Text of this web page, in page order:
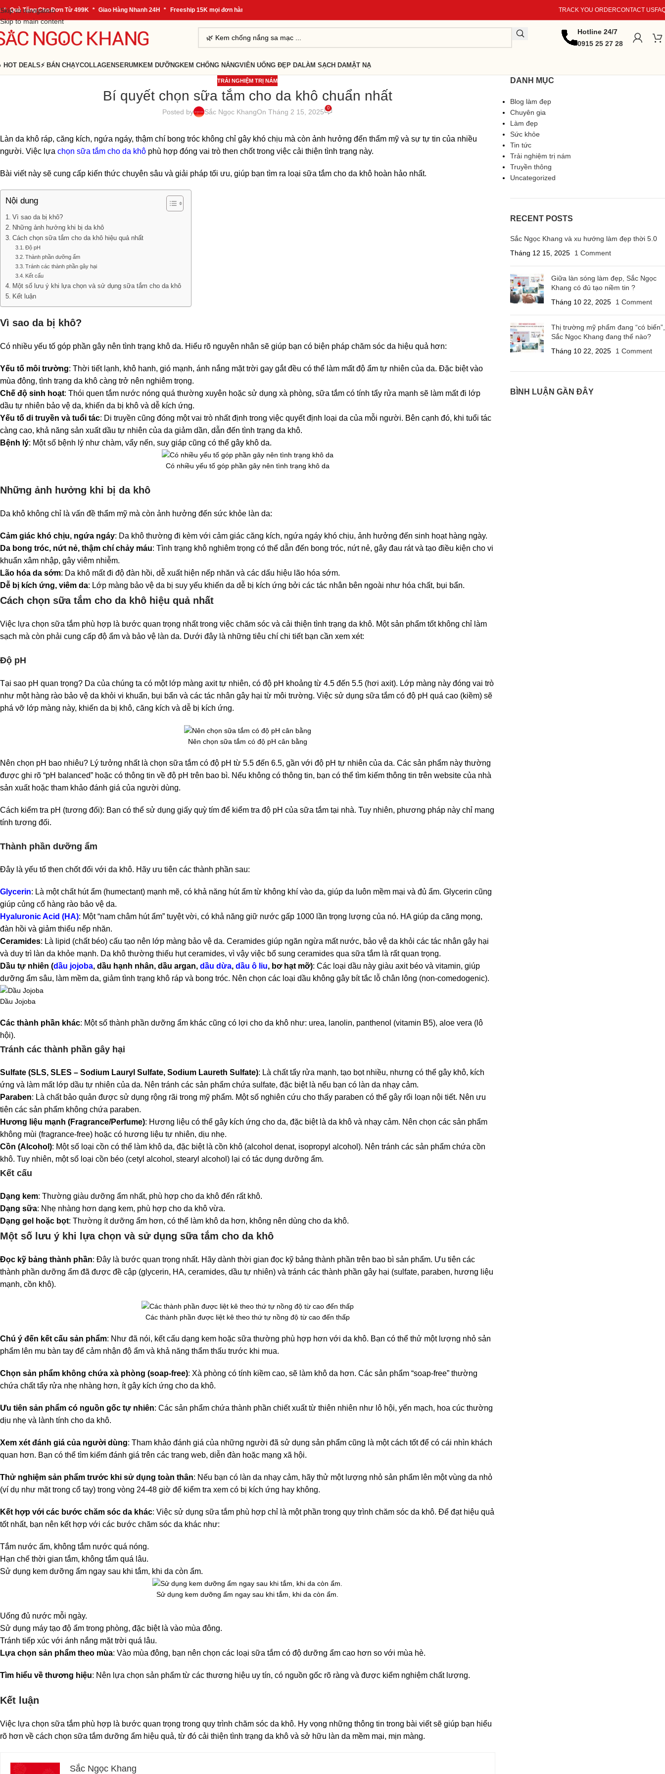
Skip to navigation
Skip to main content
Tặng Cho Đơn Từ 499K * Giao Hàng Nhanh 24H * Freeship 15K mọi đơn hàng * TRACK YOU ORDERCONTACT US
Hotline 24/7
0915 25 27 28
HOT DEALS⚡ BÁN CHẠYCOLLAGENSERUMKEM DƯỠNGKEM CHỐNG NẮNGVIÊN UỐNG ĐẸP DALÀM SẠCH DAMẶT NẠ
TRẢI NGHIỆM TRỊ NÁM
Bí quyết chọn sữa tắm cho da khô chuẩn nhất
Posted by Sắc Ngọc KhangOn Tháng 2 15, 2025 0
Làn da khô ráp, căng kích, ngứa ngáy, thậm chí bong tróc không chỉ gây khó chịu mà còn ảnh hưởng đến thẩm mỹ và sự tự tin của nhiều
người. Việc lựa chọn sữa tắm cho da khô phù hợp đóng vai trò then chốt trong việc cải thiện tình trạng này.
Bài viết này sẽ cung cấp kiến thức chuyên sâu và giải pháp tối ưu, giúp bạn tìm ra loại sữa tắm cho da khô hoàn hảo nhất.
Nội dung
Vì sao da bị khô?
Những ảnh hưởng khi bị da khô
Cách chọn sữa tắm cho da khô hiệu quả nhất
Độ pH
Thành phần dưỡng ẩm
Tránh các thành phần gây hại
Kết cấu
Một số lưu ý khi lựa chọn và sử dụng sữa tắm cho da khô
Kết luận
Vì sao da bị khô?
Có nhiều yếu tố góp phần gây nên tình trạng khô da. Hiểu rõ nguyên nhân sẽ giúp bạn có biện pháp chăm sóc da hiệu quả hơn:
Yếu tố môi trường: Thời tiết lạnh, khô hanh, gió mạnh, ánh nắng mặt trời gay gắt đều có thể làm mất độ ẩm tự nhiên của da. Đặc biệt vào
mùa đông, tình trạng da khô càng trở nên nghiêm trọng.
Chế độ sinh hoạt: Thói quen tắm nước nóng quá thường xuyên hoặc sử dụng xà phòng, sữa tắm có tính tẩy rửa mạnh sẽ làm mất đi lớp
dầu tự nhiên bảo vệ da, khiến da bị khô và dễ kích ứng.
Yếu tố di truyền và tuổi tác: Di truyền cũng đóng một vai trò nhất định trong việc quyết định loại da của mỗi người. Bên cạnh đó, khi tuổi tác
càng cao, khả năng sản xuất dầu tự nhiên của da giảm dần, dẫn đến tình trạng da khô.
Bệnh lý: Một số bệnh lý như chàm, vẩy nến, suy giáp cũng có thể gây khô da.
Có nhiều yếu tố góp phần gây nên tình trạng khô da
Những ảnh hưởng khi bị da khô
Da khô không chỉ là vấn đề thẩm mỹ mà còn ảnh hưởng đến sức khỏe làn da:
Cảm giác khó chịu, ngứa ngáy: Da khô thường đi kèm với cảm giác căng kích, ngứa ngáy khó chịu, ảnh hưởng đến sinh hoạt hàng ngày.
Da bong tróc, nứt nẻ, thậm chí chảy máu: Tình trạng khô nghiêm trọng có thể dẫn đến bong tróc, nứt nẻ, gây đau rát và tạo điều kiện cho vi
khuẩn xâm nhập, gây viêm nhiễm.
Lão hóa da sớm: Da khô mất đi độ đàn hồi, dễ xuất hiện nếp nhăn và các dấu hiệu lão hóa sớm.
Dễ bị kích ứng, viêm da: Lớp màng bảo vệ da bị suy yếu khiến da dễ bị kích ứng bởi các tác nhân bên ngoài như hóa chất, bụi bẩn.
Cách chọn sữa tắm cho da khô hiệu quả nhất
Việc lựa chọn sữa tắm phù hợp là bước quan trọng nhất trong việc chăm sóc và cải thiện tình trạng da khô. Một sản phẩm tốt không chỉ làm
sạch mà còn phải cung cấp độ ẩm và bảo vệ làn da. Dưới đây là những tiêu chí chi tiết bạn cần xem xét:
Độ pH
Tại sao pH quan trọng? Da của chúng ta có một lớp màng axit tự nhiên, có độ pH khoảng từ 4.5 đến 5.5 (hơi axit). Lớp màng này đóng vai trò
như một hàng rào bảo vệ da khỏi vi khuẩn, bụi bẩn và các tác nhân gây hại từ môi trường. Việc sử dụng sữa tắm có độ pH quá cao (kiềm) sẽ
phá vỡ lớp màng này, khiến da bị khô, căng kích và dễ bị kích ứng.
Nên chọn sữa tắm có độ pH cân bằng
Nên chọn pH bao nhiêu? Lý tưởng nhất là chọn sữa tắm có độ pH từ 5.5 đến 6.5, gần với độ pH tự nhiên của da. Các sản phẩm này thường
được ghi rõ “pH balanced” hoặc có thông tin về độ pH trên bao bì. Nếu không có thông tin, bạn có thể tìm kiếm thông tin trên website của nhà
sản xuất hoặc tham khảo đánh giá của người dùng.
Cách kiểm tra pH (tương đối): Bạn có thể sử dụng giấy quỳ tím để kiểm tra độ pH của sữa tắm tại nhà. Tuy nhiên, phương pháp này chỉ mang
tính tương đối.
Thành phần dưỡng ẩm
Đây là yếu tố then chốt đối với da khô. Hãy ưu tiên các thành phần sau:
Glycerin: Là một chất hút ẩm (humectant) mạnh mẽ, có khả năng hút ẩm từ không khí vào da, giúp da luôn mềm mại và đủ ẩm. Glycerin cũng
giúp củng cố hàng rào bảo vệ da.
Hyaluronic Acid (HA): Một “nam châm hút ẩm” tuyệt vời, có khả năng giữ nước gấp 1000 lần trọng lượng của nó. HA giúp da căng mọng,
đàn hồi và giảm thiểu nếp nhăn.
Ceramides: Là lipid (chất béo) cấu tạo nên lớp màng bảo vệ da. Ceramides giúp ngăn ngừa mất nước, bảo vệ da khỏi các tác nhân gây hại
và duy trì làn da khỏe mạnh. Da khô thường thiếu hụt ceramides, vì vậy việc bổ sung ceramides qua sữa tắm là rất quan trọng.
Dầu tự nhiên (dầu jojoba, dầu hạnh nhân, dầu argan, dầu dừa, dầu ô liu, bơ hạt mỡ): Các loại dầu này giàu axit béo và vitamin, giúp
dưỡng ẩm sâu, làm mềm da, giảm tình trạng khô ráp và bong tróc. Nên chọn các loại dầu không gây bít tắc lỗ chân lông (non-comedogenic).
Dầu Jojoba
Các thành phần khác: Một số thành phần dưỡng ẩm khác cũng có lợi cho da khô như: urea, lanolin, panthenol (vitamin B5), aloe vera (lô
hội).
Tránh các thành phần gây hại
Sulfate (SLS, SLES – Sodium Lauryl Sulfate, Sodium Laureth Sulfate): Là chất tẩy rửa mạnh, tạo bọt nhiều, nhưng có thể gây khô, kích
ứng và làm mất lớp dầu tự nhiên của da. Nên tránh các sản phẩm chứa sulfate, đặc biệt là nếu bạn có làn da nhạy cảm.
Paraben: Là chất bảo quản được sử dụng rộng rãi trong mỹ phẩm. Một số nghiên cứu cho thấy paraben có thể gây rối loạn nội tiết. Nên ưu
tiên các sản phẩm không chứa paraben.
Hương liệu mạnh (Fragrance/Perfume): Hương liệu có thể gây kích ứng cho da, đặc biệt là da khô và nhạy cảm. Nên chọn các sản phẩm
không mùi (fragrance-free) hoặc có hương liệu tự nhiên, dịu nhẹ.
Cồn (Alcohol): Một số loại cồn có thể làm khô da, đặc biệt là cồn khô (alcohol denat, isopropyl alcohol). Nên tránh các sản phẩm chứa cồn
khô. Tuy nhiên, một số loại cồn béo (cetyl alcohol, stearyl alcohol) lại có tác dụng dưỡng ẩm.
Kết cấu
Dạng kem: Thường giàu dưỡng ẩm nhất, phù hợp cho da khô đến rất khô.
Dạng sữa: Nhẹ nhàng hơn dạng kem, phù hợp cho da khô vừa.
Dạng gel hoặc bọt: Thường ít dưỡng ẩm hơn, có thể làm khô da hơn, không nên dùng cho da khô.
Một số lưu ý khi lựa chọn và sử dụng sữa tắm cho da khô
Đọc kỹ bảng thành phần: Đây là bước quan trọng nhất. Hãy dành thời gian đọc kỹ bảng thành phần trên bao bì sản phẩm. Ưu tiên các
thành phần dưỡng ẩm đã được đề cập (glycerin, HA, ceramides, dầu tự nhiên) và tránh các thành phần gây hại (sulfate, paraben, hương liệu
mạnh, cồn khô).
Các thành phần được liệt kê theo thứ tự nồng độ từ cao đến thấp
Chú ý đến kết cấu sản phẩm: Như đã nói, kết cấu dạng kem hoặc sữa thường phù hợp hơn với da khô. Bạn có thể thử một lượng nhỏ sản
phẩm lên mu bàn tay để cảm nhận độ ẩm và khả năng thẩm thấu trước khi mua.
Chọn sản phẩm không chứa xà phòng (soap-free): Xà phòng có tính kiềm cao, sẽ làm khô da hơn. Các sản phẩm “soap-free” thường
chứa chất tẩy rửa nhẹ nhàng hơn, ít gây kích ứng cho da khô.
Ưu tiên sản phẩm có nguồn gốc tự nhiên: Các sản phẩm chứa thành phần chiết xuất từ thiên nhiên như lô hội, yến mạch, hoa cúc thường
dịu nhẹ và lành tính cho da khô.
Xem xét đánh giá của người dùng: Tham khảo đánh giá của những người đã sử dụng sản phẩm cũng là một cách tốt để có cái nhìn khách
quan hơn. Bạn có thể tìm kiếm đánh giá trên các trang web, diễn đàn hoặc mạng xã hội.
Thử nghiệm sản phẩm trước khi sử dụng toàn thân: Nếu bạn có làn da nhạy cảm, hãy thử một lượng nhỏ sản phẩm lên một vùng da nhỏ
(ví dụ như mặt trong cổ tay) trong vòng 24-48 giờ để kiểm tra xem có bị kích ứng hay không.
Kết hợp với các bước chăm sóc da khác: Việc sử dụng sữa tắm phù hợp chỉ là một phần trong quy trình chăm sóc da khô. Để đạt hiệu quả
tốt nhất, bạn nên kết hợp với các bước chăm sóc da khác như:
Tắm nước ấm, không tắm nước quá nóng.
Hạn chế thời gian tắm, không tắm quá lâu.
Sử dụng kem dưỡng ẩm ngay sau khi tắm, khi da còn ẩm.
Sử dụng kem dưỡng ẩm ngay sau khi tắm, khi da còn ẩm.
Uống đủ nước mỗi ngày.
Sử dụng máy tạo độ ẩm trong phòng, đặc biệt là vào mùa đông.
Tránh tiếp xúc với ánh nắng mặt trời quá lâu.
Lựa chọn sản phẩm theo mùa: Vào mùa đông, bạn nên chọn các loại sữa tắm có độ dưỡng ẩm cao hơn so với mùa hè.
Tìm hiểu về thương hiệu: Nên lựa chọn sản phẩm từ các thương hiệu uy tín, có nguồn gốc rõ ràng và được kiểm nghiệm chất lượng.
Kết luận
Việc lựa chọn sữa tắm phù hợp là bước quan trọng trong quy trình chăm sóc da khô. Hy vọng những thông tin trong bài viết sẽ giúp bạn hiểu
rõ hơn về cách chọn sữa tắm dưỡng ẩm hiệu quả, từ đó cải thiện tình trạng da khô và sở hữu làn da mềm mại, mịn màng.
Sắc Ngọc Khang
DANH MỤC
Blog làm đẹp
Chuyên gia
Làm đẹp
Sức khỏe
Tin tức
Trải nghiệm trị nám
Truyền thông
Uncategorized
RECENT POSTS
Sắc Ngọc Khang và xu hướng làm đẹp thời 5.0
Tháng 12 15, 2025
1 Comment
Giữa làn sóng làm đẹp, Sắc Ngọc
Khang có đủ tạo niềm tin ?
Tháng 10 22, 2025
1 Comment
Thị trường mỹ phẩm đang “có biến”,
Sắc Ngọc Khang đang thế nào?
Tháng 10 22, 2025
1 Comment
BÌNH LUẬN GẦN ĐÂY